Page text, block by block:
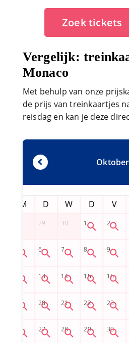
Zoek tickets
Vergelijk:
Monaco
Met behulp van onze
de prijs van treinkaartjes
reisdag en kan je deze
Oktober
M D W D V